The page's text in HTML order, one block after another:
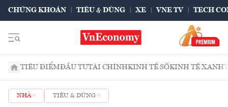
CHỨNG KHOÁN TIÊU & DÙNG XE VNE TV TECH
TIÊU ĐIỂMĐẦU TƯTÀI CHÍNHKINH TẾ SỐKINH TẾ XANH
NHÀ TIÊU & DÙNG